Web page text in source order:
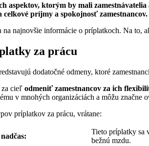
aspektov, ktorým by mali
celkové príjmy a spokojnosť zamestnancov.
na najnovšie informácie o príplatkoch. Na
za prácu
dodatočné odmeny, ktoré
za cieľ odmeniť zamestnancov za ich
v mnohých organizáciách a môžu značne
príplatkov za prácu, vrátane:
Tieto príplatky sa
bežnú mzdu.